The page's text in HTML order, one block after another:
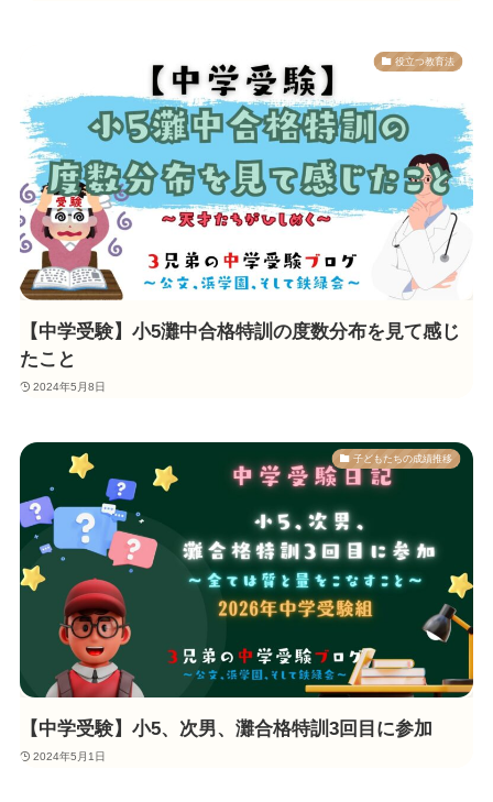
役立つ教育法
【中学受験】小5灘中合格特訓の度数分布を見て感じ
たこと
2024年5月8日
子どもたちの成績推移
【中学受験】小5、次男、灘合格特訓3回目に参加
2024年5月1日